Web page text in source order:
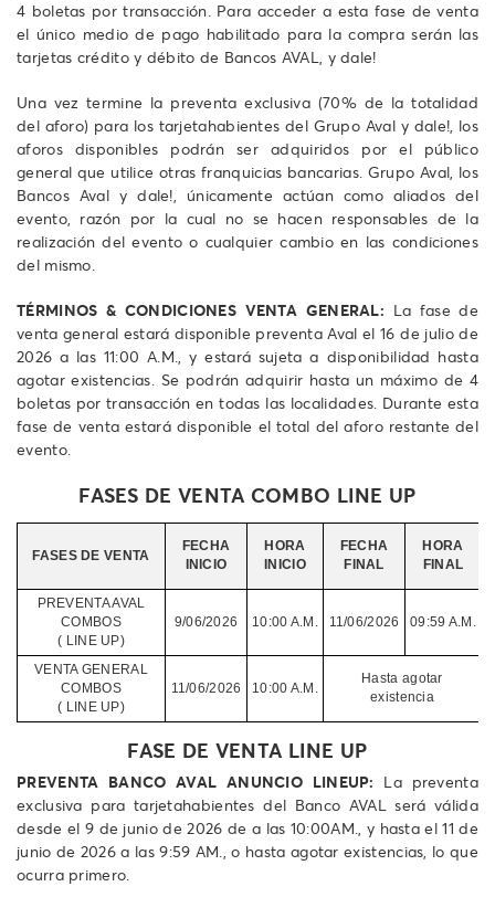
4 boletas por transacción. Para acceder a esta fase de venta
el único medio de pago habilitado para la compra serán las
tarjetas crédito y débito de Bancos AVAL, y dale!
Una vez termine la preventa exclusiva (70% de la totalidad
del aforo) para los tarjetahabientes del Grupo Aval y dale!, los
aforos disponibles podrán ser adquiridos por el público
general que utilice otras franquicias bancarias. Grupo Aval, los
Bancos Aval y dale!, únicamente actúan como aliados del
evento, razón por la cual no se hacen responsables de la
realización del evento o cualquier cambio en las condiciones
del mismo.
TÉRMINOS & CONDICIONES VENTA GENERAL: La fase de
venta general estará disponible preventa Aval el 16 de julio de
2026 a las 11:00 A.M., y estará sujeta a disponibilidad hasta
agotar existencias. Se podrán adquirir hasta un máximo de 4
boletas por transacción en todas las localidades. Durante esta
fase de venta estará disponible el total del aforo restante del
evento.
FASES DE VENTA COMBO LINE UP
FASES DE VENTA
FECHA
INICIO
HORA
INICIO
FECHA
FINAL
HORA
FINAL
PREVENTA AVAL
COMBOS
( LINE UP)
9/06/2026 10:00 A.M. 11/06/2026 09:59 A.M.
VENTA GENERAL
COMBOS
( LINE UP)
11/06/2026 10:00 A.M.
Hasta agotar
existencia
FASE DE VENTA LINE UP
PREVENTA BANCO AVAL ANUNCIO LINEUP: La preventa
exclusiva para tarjetahabientes del Banco AVAL será válida
desde el 9 de junio de 2026 de a las 10:00AM., y hasta el 11 de
junio de 2026 a las 9:59 AM., o hasta agotar existencias, lo que
ocurra primero.